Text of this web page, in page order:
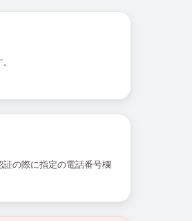
の際に指定の電話番号欄